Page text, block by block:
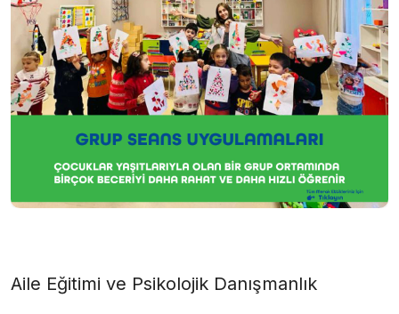
Aile Eğitimi ve Psikolojik Danışmanlık